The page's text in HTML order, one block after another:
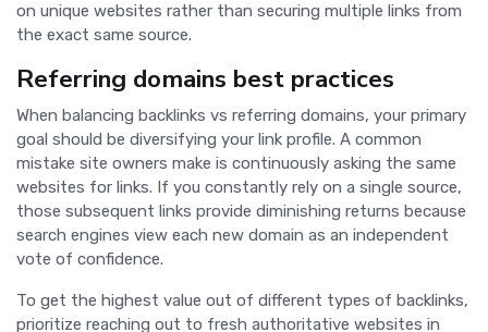
on unique websites rather than securing multiple links from
the exact same source.
Referring domains best practices
When balancing backlinks vs referring domains, your primary
goal should be diversifying your link profile. A common
mistake site owners make is continuously asking the same
websites for links. If you constantly rely on a single source,
those subsequent links provide diminishing returns because
search engines view each new domain as an independent
vote of confidence.
To get the highest value out of different types of backlinks,
prioritize reaching out to fresh authoritative websites in